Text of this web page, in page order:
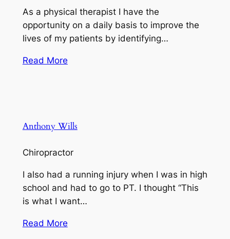
As a physical therapist I have the
opportunity on a daily basis to improve the
lives of my patients by identifying…
Read More
Anthony Wills
Chiropractor
I also had a running injury when I was in high
school and had to go to PT. I thought “This
is what I want…
Read More